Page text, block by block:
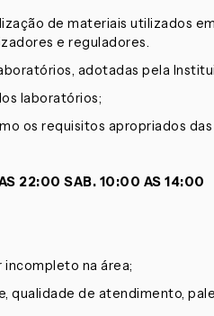
de materiais utilizados
e reguladores.
adotadas pela
laboratórios;
os requisitos apropriados das
22:00 SAB. 10:00 AS 14:00
incompleto na área;
qualidade de atendimento,